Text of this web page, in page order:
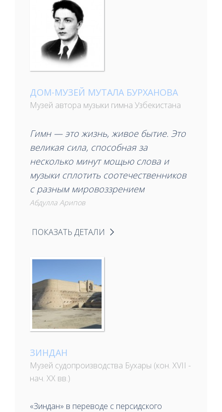
ДОМ-МУЗЕЙ МУТАЛА БУРХАНОВА
Музей автора музыки гимна Узбекистана
Гимн — это жизнь, живое бытие. Это
великая сила, способная за
несколько минут мощью слова и
музыки сплотить соотечественников
с разным мировоззрением
Абдулла Арипов
ПОКАЗАТЬ ДЕТАЛИ
ЗИНДАН
Музей судопроизводства Бухары (кон. XVII -
нач. XX вв.)
«Зиндан» в переводе с персидского